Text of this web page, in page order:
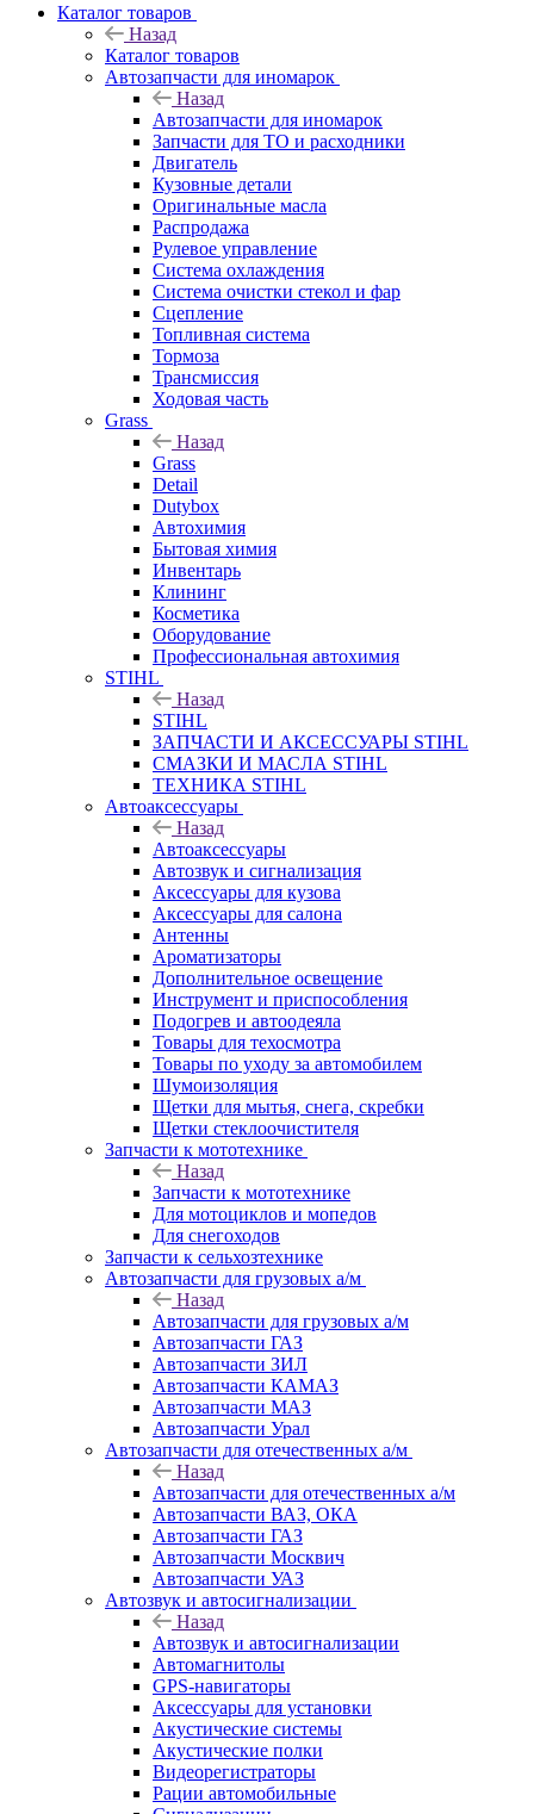
Каталог товаров
Назад
Каталог товаров
Автозапчасти для иномарок
Назад
Автозапчасти для иномарок
Запчасти для ТО и расходники
Двигатель
Кузовные детали
Оригинальные масла
Распродажа
Рулевое управление
Система охлаждения
Система очистки стекол и фар
Сцепление
Топливная система
Тормоза
Трансмиссия
Ходовая часть
Grass
Назад
Grass
Detail
Dutybox
Автохимия
Бытовая химия
Инвентарь
Клининг
Косметика
Оборудование
Профессиональная автохимия
STIHL
Назад
STIHL
ЗАПЧАСТИ И АКСЕССУАРЫ STIHL
СМАЗКИ И МАСЛА STIHL
ТЕХНИКА STIHL
Автоаксессуары
Назад
Автоаксессуары
Автозвук и сигнализация
Аксессуары для кузова
Аксессуары для салона
Антенны
Ароматизаторы
Дополнительное освещение
Инструмент и приспособления
Подогрев и автоодеяла
Товары для техосмотра
Товары по уходу за автомобилем
Шумоизоляция
Щетки для мытья, снега, скребки
Щетки стеклоочистителя
Запчасти к мототехнике
Назад
Запчасти к мототехнике
Для мотоциклов и мопедов
Для снегоходов
Запчасти к сельхозтехнике
Автозапчасти для грузовых а/м
Назад
Автозапчасти для грузовых а/м
Автозапчасти ГАЗ
Автозапчасти ЗИЛ
Автозапчасти КАМАЗ
Автозапчасти МАЗ
Автозапчасти Урал
Автозапчасти для отечественных а/м
Назад
Автозапчасти для отечественных а/м
Автозапчасти ВАЗ, ОКА
Автозапчасти ГАЗ
Автозапчасти Москвич
Автозапчасти УАЗ
Автозвук и автосигнализации
Назад
Автозвук и автосигнализации
Автомагнитолы
GPS-навигаторы
Аксессуары для установки
Акустические системы
Акустические полки
Видеорегистраторы
Рации автомобильные